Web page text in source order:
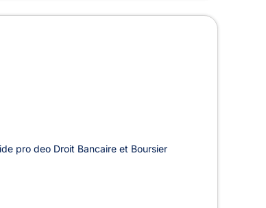
pro deo Droit Bancaire et Boursier